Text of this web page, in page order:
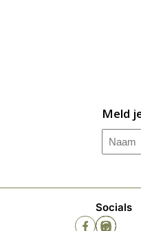
Meld
Naam
Socials